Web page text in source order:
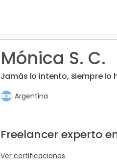
Mónica S. C.
Jamás lo intento, siempre lo
Argentina
Freelancer experto
Ver certificaciones